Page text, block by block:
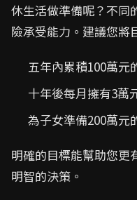
休生活做準備呢？不同
險承受能力。建議您將
五年內累積100萬元
十年後每月擁有3萬
為子女準備200萬元
明確的目標能幫助您更
明智的決策。